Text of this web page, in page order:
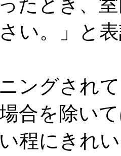
い。」と
ングされ
合を除い
程にきれ